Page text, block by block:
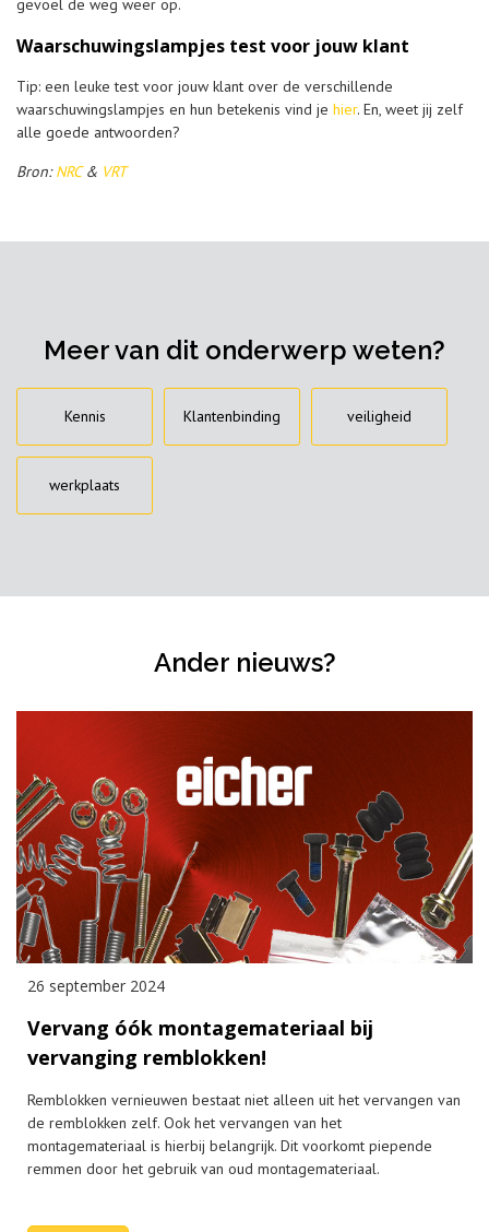
gevoel de weg weer op.
Waarschuwingslampjes test voor jouw klant
Tip: een leuke test voor jouw klant over de verschillende
waarschuwingslampjes en hun betekenis vind je hier. En, weet jij zelf
alle goede antwoorden?
Bron:NRC& VRT
Meer van dit onderwerp weten?
Kennis Klantenbinding veiligheid
werkplaats
Ander nieuws?
26 september 2024
Vervang óók montagemateriaal bij
vervanging remblokken!
Remblokken vernieuwen bestaat niet alleen uit het vervangen van
de remblokken zelf. Ook het vervangen van het
montagemateriaal is hierbij belangrijk. Dit voorkomt piepende
remmen door het gebruik van oud montagemateriaal.